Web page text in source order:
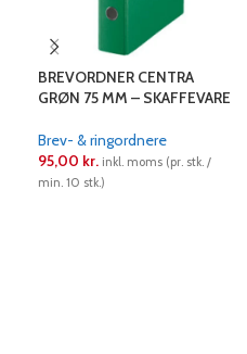
BREVORDNER CENTRA
GRØN 75 MM – SKAFFEVARE
Brev- & ringordnere
95,00 kr. inkl. moms (pr. stk. /
min. 10 stk.)